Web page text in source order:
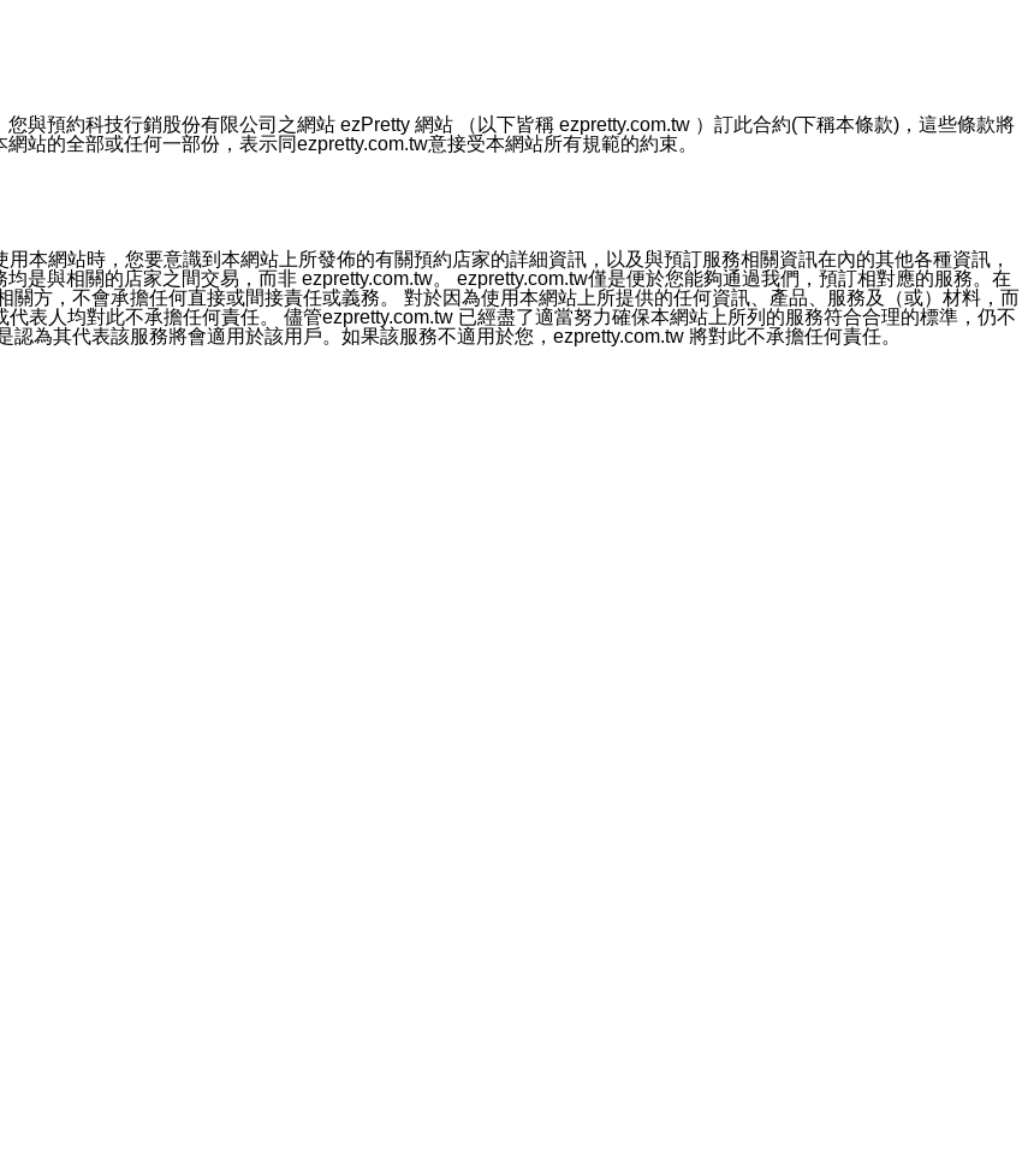
/本服務好友，您仍可接收到通知型訊息。
或其他目的的訊息皆不會被傳送。滿足以下三個條件者，將可收到通知型訊息。
認證官方帳號的通知型訊息。
與預約科技行銷股份有限公司之網站 ezPretty 網站 （以下皆稱 ezpretty.com.tw ）訂此合約(下稱本條款)，這些條款將
站的全部或任何一部份，表示同ezpretty.com.tw意接受本網站所有規範的約束。
本網站時，您要意識到本網站上所發佈的有關預約店家的詳細資訊，以及與預訂服務相關資訊在內的其他各種資訊，
是與相關的店家之間交易，而非 ezpretty.com.tw。 ezpretty.com.tw僅是便於您能夠通過我們，預訂相對應的服務。在
方，不會承擔任何直接或間接責任或義務。 對於因為使用本網站上所提供的任何資訊、產品、服務及（或）材料，而
表人均對此不承擔任何責任。 儘管ezpretty.com.tw 已經盡了適當努力確保本網站上所列的服務符合合理的標準，仍不
為其代表該服務將會適用於該用戶。如果該服務不適用於您，ezpretty.com.tw 將對此不承擔任何責任。